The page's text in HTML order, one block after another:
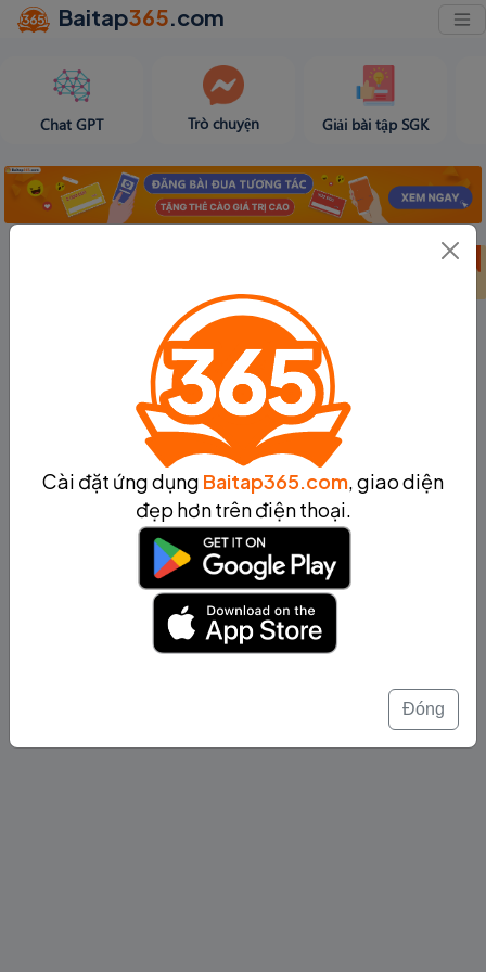
Baitap365.com
Chat GPT Trò chuyện Giải bài tập SGK
Bảng thành tích
Cài đặt ứng dụng Baitap365.com, giao diện
đẹp hơn trên điện thoại.
Đóng